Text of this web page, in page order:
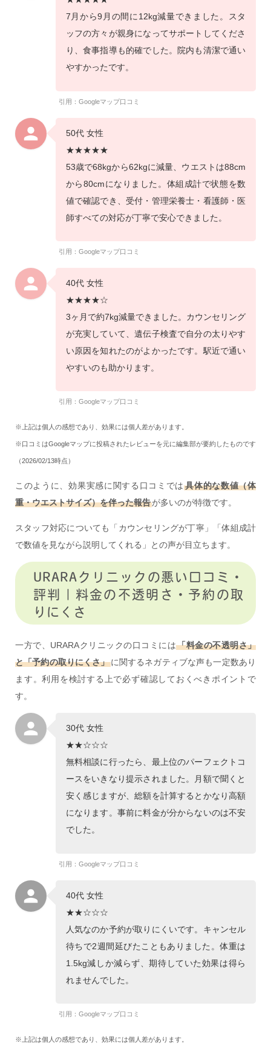
7月から9月の間に12kg減量できました。スタ
ッフの方々が親身になってサポートしてくださ
り、食事指導も的確でした。院内も清潔で通い
やすかったです。
引用：Googleマップ口コミ
50代 女性
★★★★★
53歳で68kgから62kgに減量、ウエストは88cm
から80cmになりました。体組成計で状態を数
値で確認でき、受付・管理栄養士・看護師・医
師すべての対応が丁寧で安心できました。
引用：Googleマップ口コミ
40代 女性
★★★★☆
3ヶ月で約7kg減量できました。カウンセリング
が充実していて、遺伝子検査で自分の太りやす
い原因を知れたのがよかったです。駅近で通い
やすいのも助かります。
引用：Googleマップ口コミ
※上記は個人の感想であり、効果には個人差があります。
※口コミはGoogleマップに投稿されたレビューを元に編集部が要約したものです
（2026/02/13時点）
このように、効果実感に関する口コミでは具体的な数値（体
重・ウエストサイズ）を伴った報告が多いのが特徴です。
スタッフ対応についても「カウンセリングが丁寧」「体組成計
で数値を見ながら説明してくれる」との声が目立ちます。
URARAクリニックの悪い口コミ・
評判｜料金の不透明さ・予約の取
りにくさ
一方で、URARAクリニックの口コミには「料金の不透明さ」
と「予約の取りにくさ」に関するネガティブな声も一定数あり
ます。利用を検討する上で必ず確認しておくべきポイントで
す。
30代 女性
★★☆☆☆
無料相談に行ったら、最上位のパーフェクトコ
ースをいきなり提示されました。月額で聞くと
安く感じますが、総額を計算するとかなり高額
になります。事前に料金が分からないのは不安
でした。
引用：Googleマップ口コミ
40代 女性
★★☆☆☆
人気なのか予約が取りにくいです。キャンセル
待ちで2週間延びたこともありました。体重は
1.5kg減しか減らず、期待していた効果は得ら
れませんでした。
引用：Googleマップ口コミ
※上記は個人の感想であり、効果には個人差があります。